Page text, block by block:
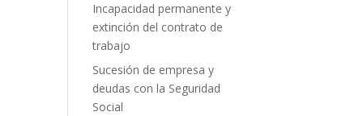
Incapacidad permanente y
extinción del contrato de
trabajo
Sucesión de empresa y
deudas con la Seguridad
Social